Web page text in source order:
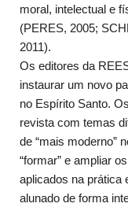
moral, intelectual e
(PERES, 2005;
2011).
Os editores da
instaurar um novo
no Espírito Santo.
revista com temas
de “mais moderno”
“formar” e ampliar
aplicados na prática
alunado de forma